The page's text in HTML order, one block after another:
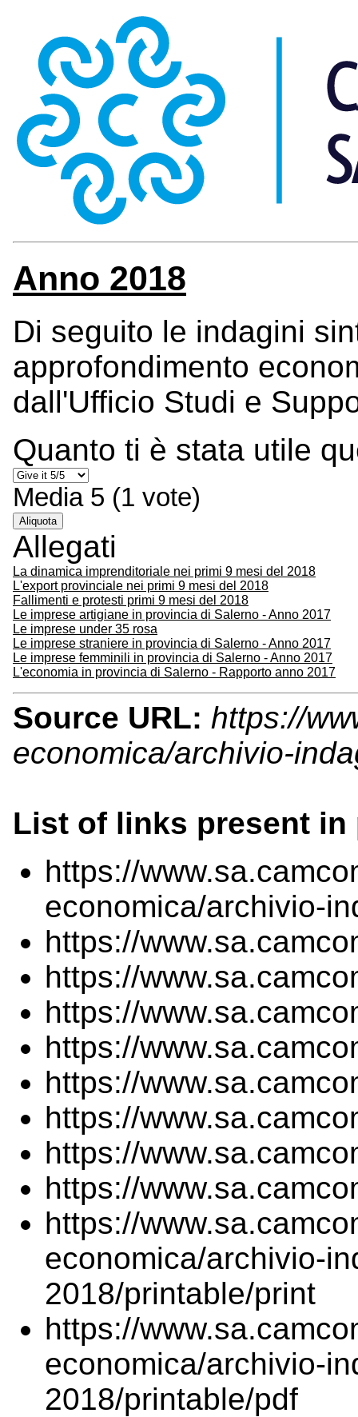
Anno 2018
Di seguito le indagini
approfondimento
dall'Ufficio Studi e
Quanto ti è stata utile
Media 5 (1 vote)
Aliquota
Allegati
La dinamica imprenditoriale nei primi 9 mesi del 2018
L'export provinciale nei primi 9 mesi del 2018
Fallimenti e protesti primi 9 mesi del 2018
Le imprese artigiane in provincia di Salerno - Anno 2017
Le imprese under 35 rosa
Le imprese straniere in provincia di Salerno - Anno 2017
Le imprese femminili in provincia di Salerno - Anno 2017
L'economia in provincia di Salerno - Rapporto anno 2017
Source URL: https://
economica/archivio-
List of links present in
https://
economica/archivio-
https://
https://
https://
https://
https://
https://
https://
https://
https://
economica/archivio-
2018/printable/print
https://
economica/archivio-
2018/printable/pdf